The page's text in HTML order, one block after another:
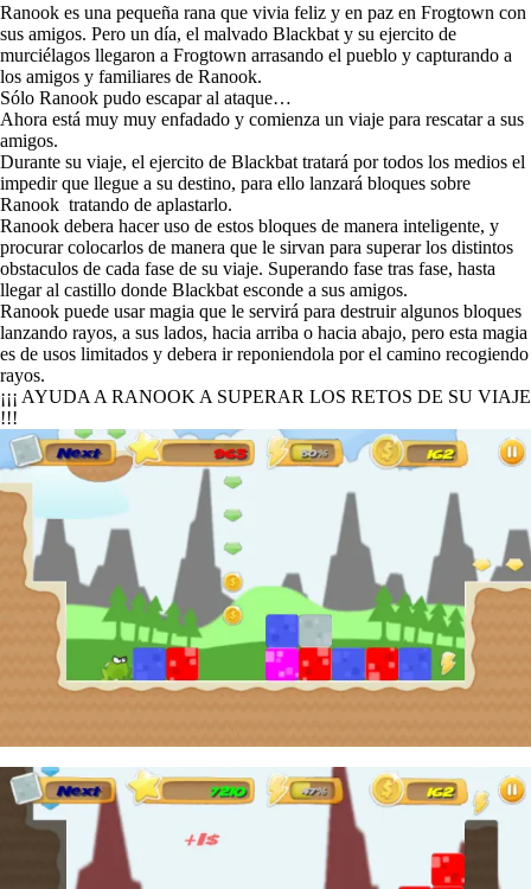
Ranook es una pequeña rana que vivia feliz y en paz en Frogtown con
sus amigos. Pero un día, el malvado Blackbat y su ejercito de
murciélagos llegaron a Frogtown arrasando el pueblo y capturando a
los amigos y familiares de Ranook.
Sólo Ranook pudo escapar al ataque…
Ahora está muy muy enfadado y comienza un viaje para rescatar a sus
amigos.
Durante su viaje, el ejercito de Blackbat tratará por todos los medios el
impedir que llegue a su destino, para ello lanzará bloques sobre
Ranook tratando de aplastarlo.
Ranook debera hacer uso de estos bloques de manera inteligente, y
procurar colocarlos de manera que le sirvan para superar los distintos
obstaculos de cada fase de su viaje. Superando fase tras fase, hasta
llegar al castillo donde Blackbat esconde a sus amigos.
Ranook puede usar magia que le servirá para destruir algunos bloques
lanzando rayos, a sus lados, hacia arriba o hacia abajo, pero esta magia
es de usos limitados y debera ir reponiendola por el camino recogiendo
rayos.
¡¡¡ AYUDA A RANOOK A SUPERAR LOS RETOS DE SU VIAJE
!!!